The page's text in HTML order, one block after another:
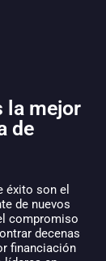
la mejor
de
éxito son el
de nuevos
compromiso
decenas
financiación